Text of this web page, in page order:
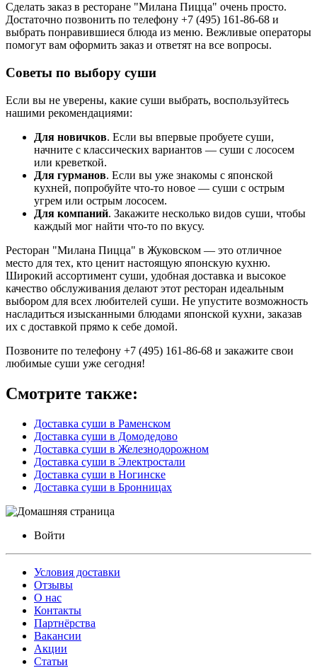
Сделать заказ в ресторане "Милана Пицца" очень просто.
Достаточно позвонить по телефону +7 (495) 161-86-68 и
выбрать понравившиеся блюда из меню. Вежливые операторы
помогут вам оформить заказ и ответят на все вопросы.
Советы по выбору суши
Если вы не уверены, какие суши выбрать, воспользуйтесь
нашими рекомендациями:
Для новичков. Если вы впервые пробуете суши,
начните с классических вариантов — суши с лососем
или креветкой.
Для гурманов. Если вы уже знакомы с японской
кухней, попробуйте что-то новое — суши с острым
угрем или острым лососем.
Для компаний. Закажите несколько видов суши, чтобы
каждый мог найти что-то по вкусу.
Ресторан "Милана Пицца" в Жуковском — это отличное
место для тех, кто ценит настоящую японскую кухню.
Широкий ассортимент суши, удобная доставка и высокое
качество обслуживания делают этот ресторан идеальным
выбором для всех любителей суши. Не упустите возможность
насладиться изысканными блюдами японской кухни, заказав
их с доставкой прямо к себе домой.
Позвоните по телефону +7 (495) 161-86-68 и закажите свои
любимые суши уже сегодня!
Смотрите также:
Доставка суши в Раменском
Доставка суши в Домодедово
Доставка суши в Железнодорожном
Доставка суши в Электростали
Доставка суши в Ногинске
Доставка суши в Бронницах
Войти
Условия доставки
Отзывы
О нас
Контакты
Партнёрства
Вакансии
Акции
Статьи